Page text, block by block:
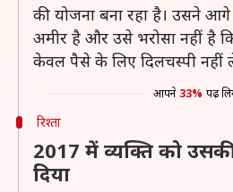
की योजना बना रहा है। उसने
अमीर है और उसे भरोसा नहीं है
केवल पैसे के लिए दिलचस्पी नहीं
आपने 33% पढ़
रिश्ता
2017 में व्यक्ति को
दिया